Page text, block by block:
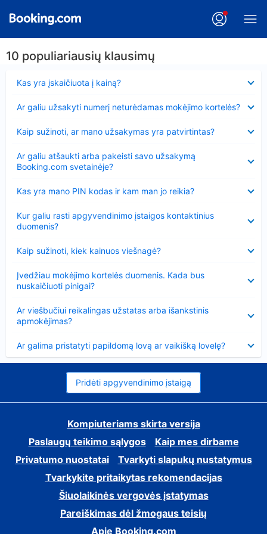
10 populiariausių klausimų
Kas yra įskaičiuota į kainą?
Ar galiu užsakyti numerį neturėdamas mokėjimo kortelės?
Kaip sužinoti, ar mano užsakymas yra patvirtintas?
Ar galiu atšaukti arba pakeisti savo užsakymą
Booking.com svetainėje?
Kas yra mano PIN kodas ir kam man jo reikia?
Kur galiu rasti apgyvendinimo įstaigos kontaktinius
duomenis?
Kaip sužinoti, kiek kainuos viešnagė?
Įvedžiau mokėjimo kortelės duomenis. Kada bus
nuskaičiuoti pinigai?
Ar viešbučiui reikalingas užstatas arba išankstinis
apmokėjimas?
Ar galima pristatyti papildomą lovą ar vaikišką lovelę?
Pridėti apgyvendinimo įstaigą
Kompiuteriams skirta versija
Paslaugų teikimo sąlygos
Kaip mes dirbame
Privatumo nuostatai
Tvarkyti slapukų nustatymus
Tvarkykite pritaikytas rekomendacijas
Šiuolaikinės vergovės įstatymas
Pareiškimas dėl žmogaus teisių
Apie Booking.com